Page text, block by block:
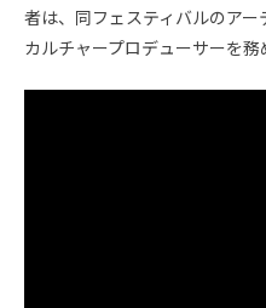
者は、同フェスティバルのア
カルチャープロデューサーを務